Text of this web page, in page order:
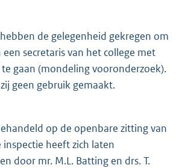
de gelegenheid gekregen om
secretaris van het college met
gaan (mondeling vooronderzoek).
geen gebruik gemaakt.
op de openbare zitting van
heeft zich laten
door mr. M.L. Batting en drs. T.